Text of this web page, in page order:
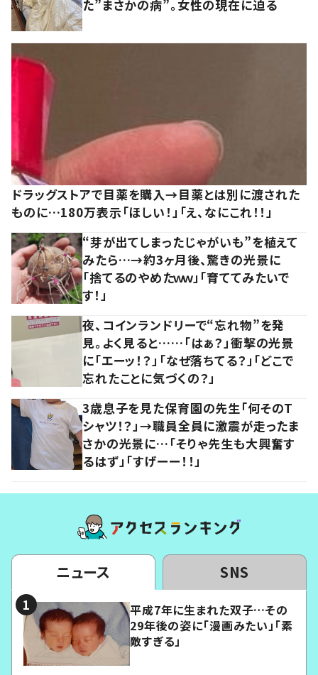
た”まさかの病”。女性の現在に迫る
ドラッグストアで目薬を購入→目薬とは別に渡された
ものに…180万表示「ほしい！」「え、なにこれ！！」
“芽が出てしまったじゃがいも”を植えて
みたら…→約3ヶ月後、驚きの光景に
「捨てるのやめたｗｗ」「育ててみたいで
す！」
夜、コインランドリーで“忘れ物”を発
見。よく見ると……「はぁ？」衝撃の光景
に「エーッ！？」「なぜ落ちてる？」「どこで
忘れたことに気づくの？」
3歳息子を見た保育園の先生「何そのT
シャツ！？」→職員全員に激震が走ったま
さかの光景に…「そりゃ先生も大興奮す
るはず」「すげーー！！」
ニュース SNS
平成7年に生まれた双子…その
29年後の姿に「漫画みたい」「素
敵すぎる」